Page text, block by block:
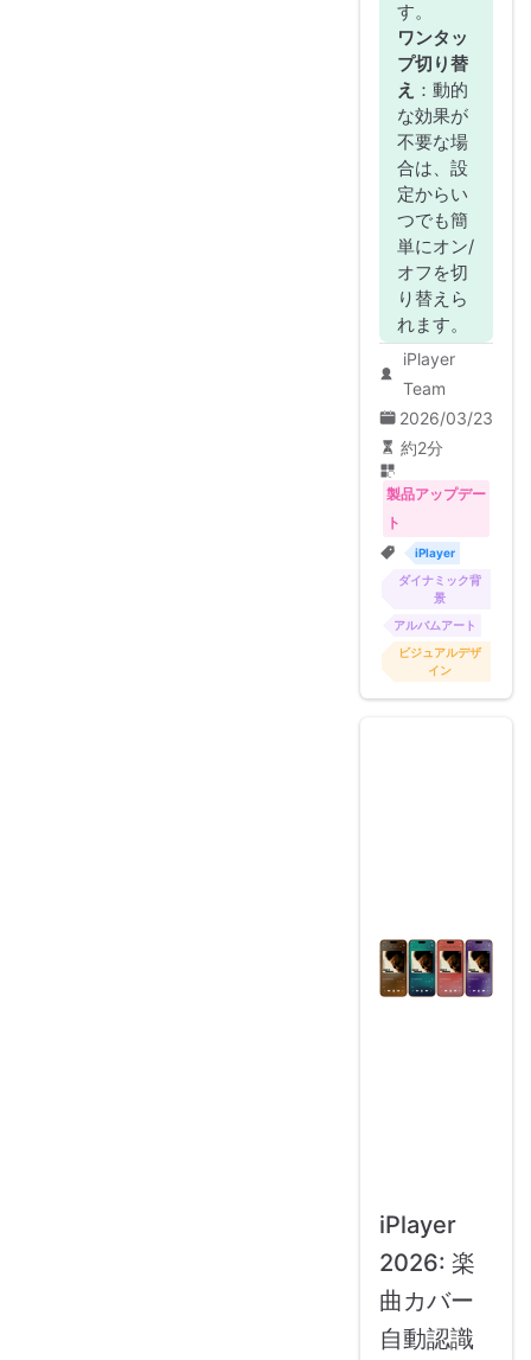
す。
ワンタッ
プ切り替
え ：動的
な効果が
不要な場
合は、設
定からい
つでも簡
単にオン/
オフを切
り替えら
れます。
iPlayer
Team
2026/03/23
約2分
製品アップデー
ト
iPlayer
ダイナミック背
景
アルバムアート
ビジュアルデザ
イン
iPlayer
2026: 楽
曲カバー
自動認識